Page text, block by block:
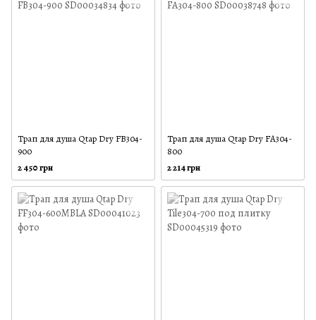
Трап для душа Qtap Dry FB304-
900
2 450 грн
Трап для душа Qtap Dry FA304-
800
2 214 грн